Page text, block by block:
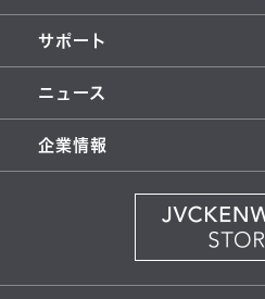
サポート
ニュース
企業情報